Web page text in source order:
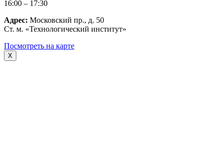
16:00 – 17:30
Адрес: Московский пр., д. 50
Ст. м. «Технологический институт»
Посмотреть на карте
X